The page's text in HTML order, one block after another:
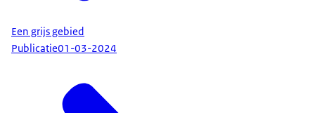
Een grijs gebied
Publicatie01-03-2024